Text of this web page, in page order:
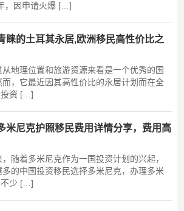
，因申请火爆 […]
睐的土耳其永居,欧洲移民高性价比之
从地理位置和旅游资源来看是一个优秀的国
而，它最近因其高性价比的永居计划而在全
投资 […]
米尼克护照移民费用详情分享，费用高
随着多米尼克作为一国投资计划的兴起，
多的中国投资移民选择多米尼克，办理多米
不少 […]